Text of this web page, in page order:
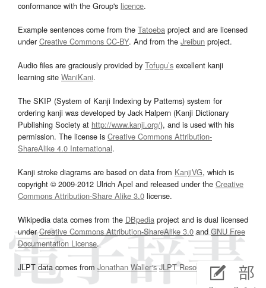
conformance with the Group's licence.
Example sentences come from the Tatoeba project and are licensed
underCreative Commons CC-BY. And from the Jreibun project.
Audio files are graciously provided by Tofugu’s excellent kanji
learning site WaniKani.
The SKIP (System of Kanji Indexing by Patterns) system for
ordering kanji was developed by Jack Halpern (Kanji Dictionary
Publishing Society at http://www.kanji.org/), and is used with his
permission. The license is Creative Commons Attribution-
ShareAlike 4.0 International.
Kanji stroke diagrams are based on data from KanjiVG, which is
copyright © 2009-2012 Ulrich Apel and released under the Creative
Commons Attribution-Share Alike 3.0 license.
Wikipedia data comes from the DBpedia project and is dual licensed
underCreative Commons Attribution-ShareAlike 3.0and GNU Free
Documentation License.
JLPT data comes from Jonathan Waller‘s JLPT Resourcespage.